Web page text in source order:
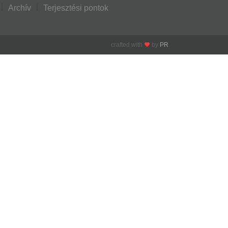
Archív Terjesztési pontok
crafted with by PR